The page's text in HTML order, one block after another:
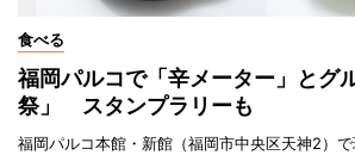
食べる
福岡パルコで「辛メーター」とグ
祭」 スタンプラリーも
福岡パルコ本館・新館（福岡市中央区天神2）